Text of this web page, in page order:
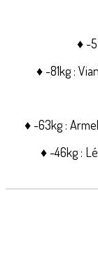
♦ -
♦ -81kg :
♦ -63kg :
♦ -46kg :